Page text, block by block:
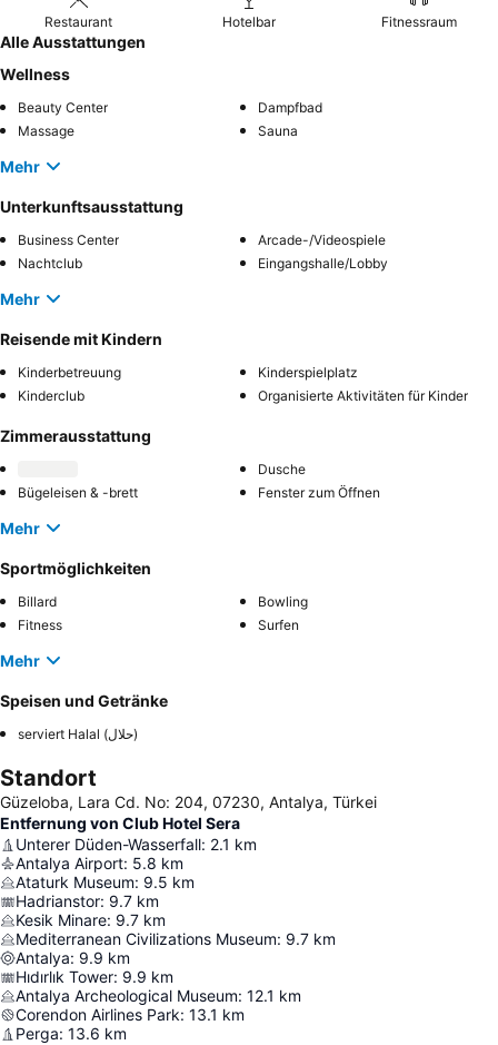
Restaurant Hotelbar Fitnessraum
Alle Ausstattungen
Wellness
Beauty Center
Dampfbad
Massage
Sauna
Mehr
Unterkunftsausstattung
Business Center
Arcade-/Videospiele
Nachtclub
Eingangshalle/Lobby
Mehr
Reisende mit Kindern
Kinderbetreuung
Kinderspielplatz
Kinderclub
Organisierte Aktivitäten für Kinder
Zimmerausstattung
Dusche
Bügeleisen & -brett
Fenster zum Öffnen
Mehr
Sportmöglichkeiten
Billard
Bowling
Fitness
Surfen
Mehr
Speisen und Getränke
serviert Halal (حلال)
Standort
Güzeloba, Lara Cd. No: 204, 07230, Antalya, Türkei
Entfernung von Club Hotel Sera
Unterer Düden-Wasserfall: 2.1 km
Antalya Airport: 5.8 km
Ataturk Museum: 9.5 km
Hadrianstor: 9.7 km
Kesik Minare: 9.7 km
Mediterranean Civilizations Museum: 9.7 km
Antalya: 9.9 km
Hıdırlık Tower: 9.9 km
Antalya Archeological Museum: 12.1 km
Corendon Airlines Park: 13.1 km
Perga: 13.6 km